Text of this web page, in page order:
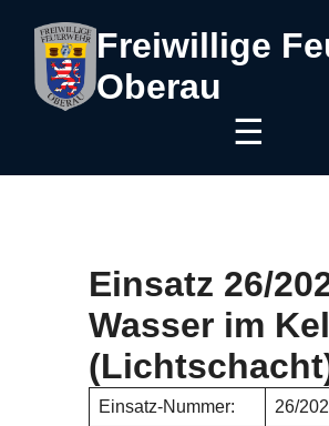
Freiwillige
Oberau
☰
Einsatz 26/
Wasser im
Einsatz-Nummer: 26/